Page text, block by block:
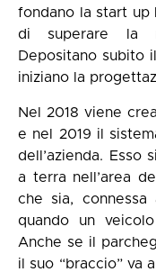
fondano la start up
di superare la
Depositano subito
iniziano la
Nel 2018 viene
e nel 2019 il
dell’azienda. Esso
a terra nell’area
che sia,
quando un
Anche se il
il suo “braccio” va